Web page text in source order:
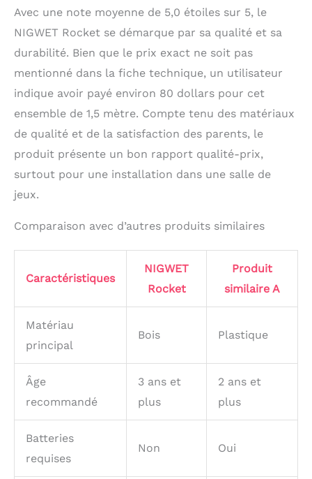
Avec une note moyenne de 5,0 étoiles sur 5, le
NIGWET Rocket se démarque par sa qualité et sa
durabilité. Bien que le prix exact ne soit pas
mentionné dans la fiche technique, un utilisateur
indique avoir payé environ 80 dollars pour cet
ensemble de 1,5 mètre. Compte tenu des matériaux
de qualité et de la satisfaction des parents, le
produit présente un bon rapport qualité-prix,
surtout pour une installation dans une salle de
jeux.
Comparaison avec d’autres produits similaires
Caractéristiques
NIGWET
Rocket
Produit
similaire A
Matériau
principal
Bois Plastique
Âge
recommandé
3 ans et
plus
2 ans et
plus
Batteries
requises
Non Oui